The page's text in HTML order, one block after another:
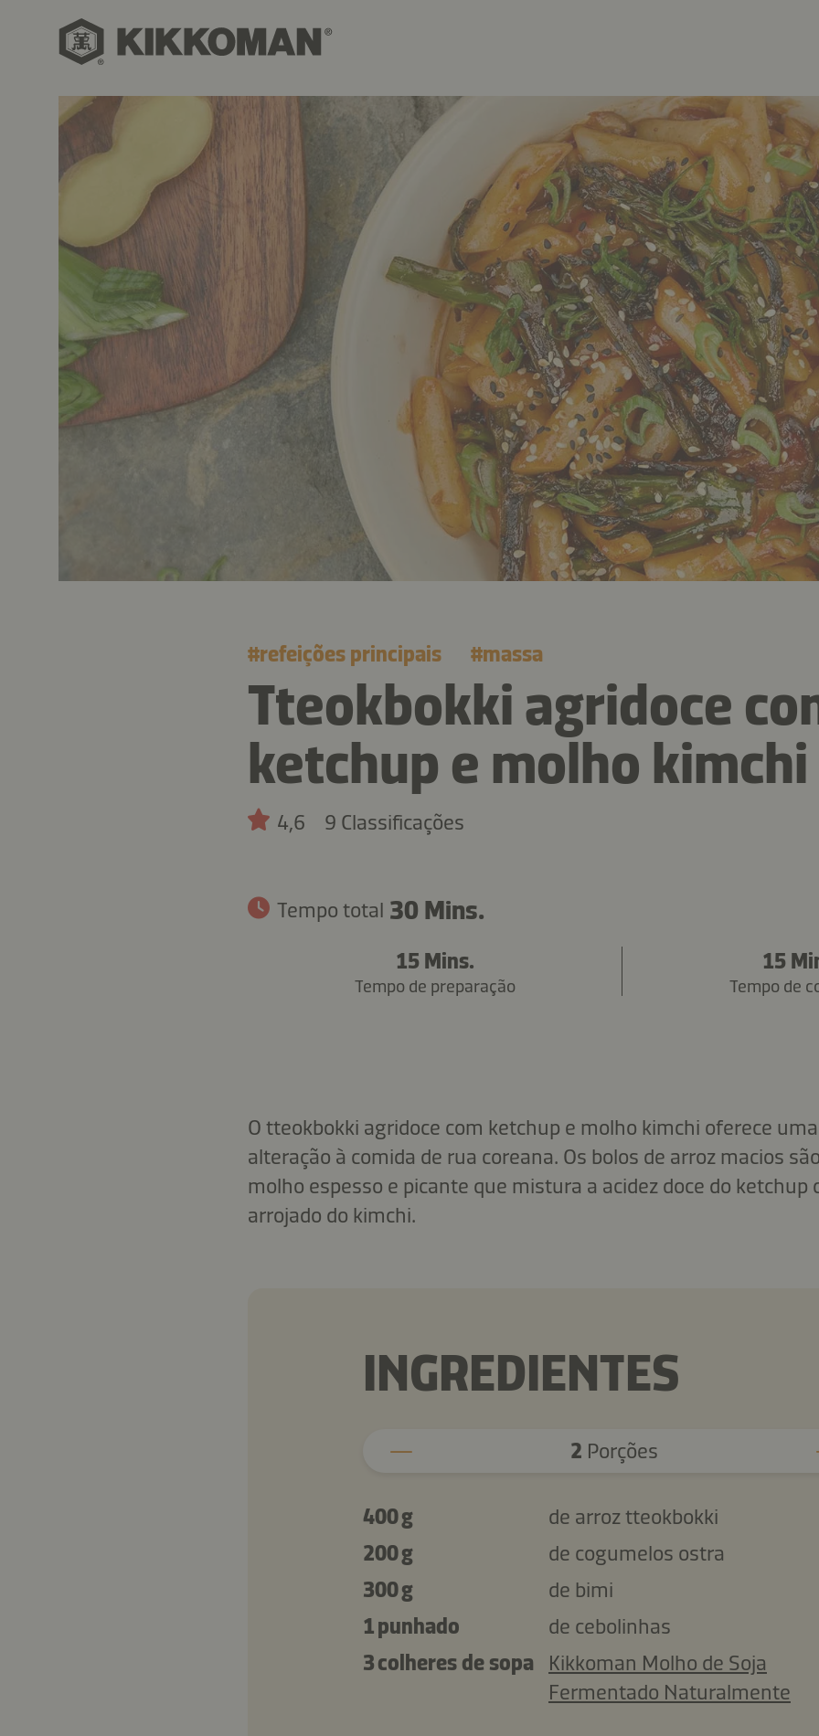
#refeições principais #massa
Tteokbokki agridoce
ketchup e molho kimchi
4,6 9 Classificações
Tempo total 30 Mins.
15 Mins.
Tempo de preparação
15
Tempo de
O tteokbokki agridoce com ketchup e molho kimchi oferece
alteração à comida de rua coreana. Os bolos de arroz macios
molho espesso e picante que mistura a acidez doce do ketchup
arrojado do kimchi.
INGREDIENTES
2 Porções
400 g
de arroz tteokbokki
200 g
de cogumelos ostra
300 g
de bimi
1 punhado
de cebolinhas
3 colheres de sopa
Kikkoman Molho de Soja
Fermentado Naturalmente